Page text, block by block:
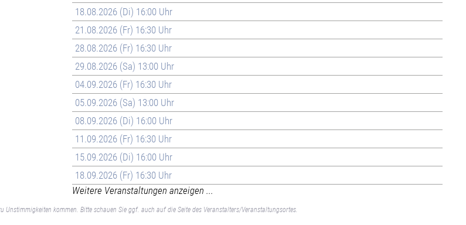
18.08.2026 (Di) 16:00 Uhr
21.08.2026 (Fr) 16:30 Uhr
28.08.2026 (Fr) 16:30 Uhr
29.08.2026 (Sa) 13:00 Uhr
04.09.2026 (Fr) 16:30 Uhr
05.09.2026 (Sa) 13:00 Uhr
08.09.2026 (Di) 16:00 Uhr
11.09.2026 (Fr) 16:30 Uhr
15.09.2026 (Di) 16:00 Uhr
18.09.2026 (Fr) 16:30 Uhr
Weitere Veranstaltungen anzeigen ...
kommen. Bitte schauen Sie ggf. auch auf die Seite des Veranstalters/Veranstaltungsortes.